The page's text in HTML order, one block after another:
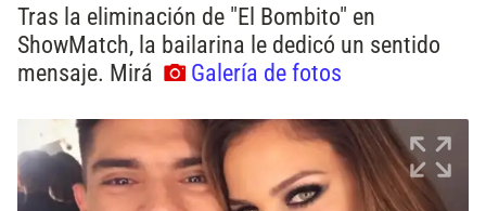
Tras la eliminación de "El Bombito" en
ShowMatch, la bailarina le dedicó un sentido
mensaje. Mirá
Galería de fotos